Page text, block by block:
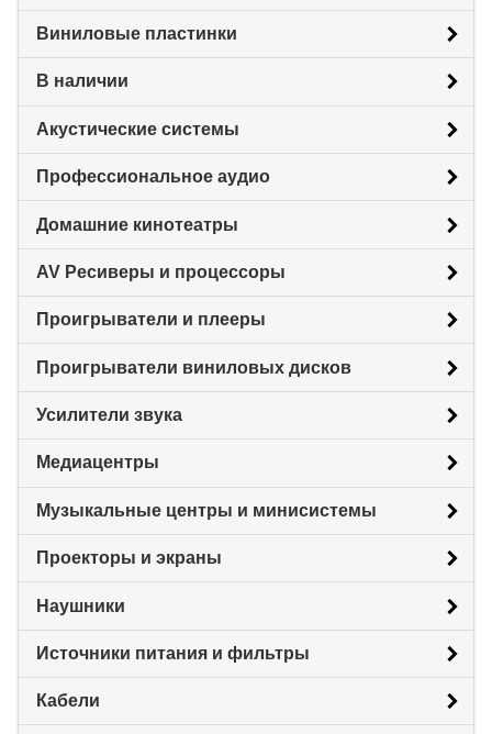
Виниловые пластинки
В наличии
Акустические системы
Профессиональное аудио
Домашние кинотеатры
AV Ресиверы и процессоры
Проигрыватели и плееры
Проигрыватели виниловых дисков
Усилители звука
Медиацентры
Музыкальные центры и минисистемы
Проекторы и экраны
Наушники
Источники питания и фильтры
Кабели